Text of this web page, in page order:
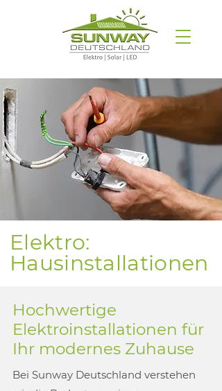
Elektro:
Hausinstallationen
Hochwertige
Elektroinstallationen für
Ihr modernes Zuhause
Bei Sunway Deutschland verstehen